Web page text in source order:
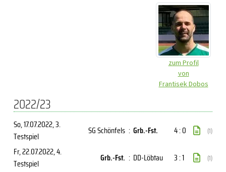
zum Profil
von
Frantisek Dobos
2022/23
So, 17.07.2022, 3.
Testspiel
SG Schönfels : Grb.-Fst. 4 : 0 (1)
Fr, 22.07.2022, 4.
Testspiel
Grb.-Fst. : DD-Löbtau 3 : 1 (1)